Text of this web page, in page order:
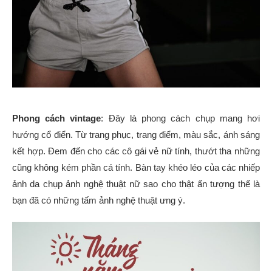
Phong cách vintage: Đây là phong cách chụp mang hơi
hướng cổ điển. Từ trang phục, trang điểm, màu sắc, ánh sáng
kết hợp. Đem đến cho các cô gái vẻ nữ tính, thướt tha những
cũng không kém phần cá tính. Bàn tay khéo léo của các nhiếp
ảnh da chụp ảnh nghệ thuật nữ sao cho thật ấn tượng thế là
bạn đã có những tấm ảnh nghệ thuật ưng ý.